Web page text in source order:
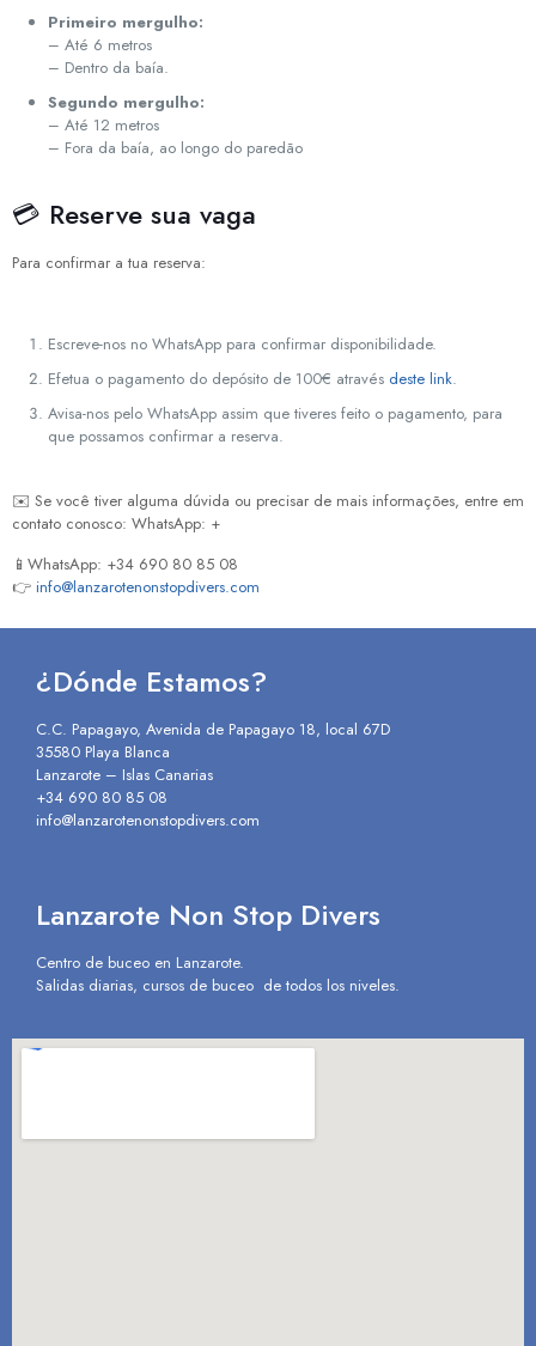
Primeiro mergulho:
– Até 6 metros
– Dentro da baía.
Segundo mergulho:
– Até 12 metros
– Fora da baía, ao longo do paredão
💳 Reserve sua vaga
Para confirmar a tua reserva:
Escreve-nos no WhatsApp para confirmar disponibilidade.
Efetua o pagamento do depósito de 100€ através deste link.
Avisa-nos pelo WhatsApp assim que tiveres feito o pagamento, para
que possamos confirmar a reserva.
✉️ Se você tiver alguma dúvida ou precisar de mais informações, entre em
contato conosco: WhatsApp: +
📱WhatsApp: +34 690 80 85 08
👉 info@lanzarotenonstopdivers.com
¿Dónde Estamos?
C.C. Papagayo, Avenida de Papagayo 18, local 67D
35580 Playa Blanca
Lanzarote – Islas Canarias
+34 690 80 85 08
info@lanzarotenonstopdivers.com
Lanzarote Non Stop Divers
Centro de buceo en Lanzarote.
Salidas diarias, cursos de buceo de todos los niveles.